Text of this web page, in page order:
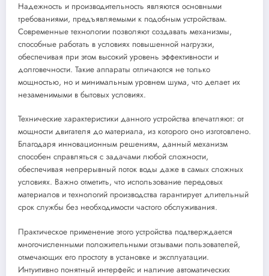
Надежность и производительность являются основными
требованиями, предъявляемыми к подобным устройствам.
Современные технологии позволяют создавать механизмы,
способные работать в условиях повышенной нагрузки,
обеспечивая при этом высокий уровень эффективности и
долговечности. Такие аппараты отличаются не только
мощностью, но и минимальным уровнем шума, что делает их
незаменимыми в бытовых условиях.
Технические характеристики данного устройства впечатляют: от
мощности двигателя до материала, из которого оно изготовлено.
Благодаря инновационным решениям, данный механизм
способен справляться с задачами любой сложности,
обеспечивая непрерывный поток воды даже в самых сложных
условиях. Важно отметить, что использование передовых
материалов и технологий производства гарантирует длительный
срок службы без необходимости частого обслуживания.
Практическое применение этого устройства подтверждается
многочисленными положительными отзывами пользователей,
отмечающих его простоту в установке и эксплуатации.
Интуитивно понятный интерфейс и наличие автоматических